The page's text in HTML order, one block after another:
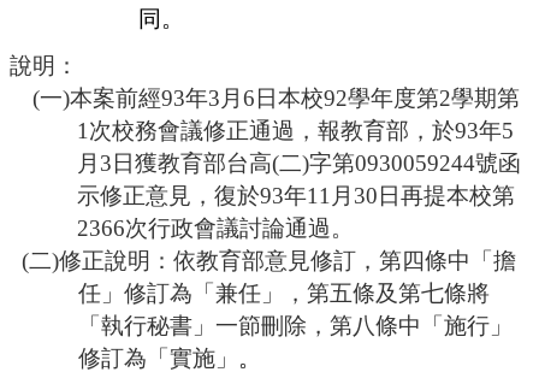
同。
說明：
(一)本案前經93年3月6日本校92學年度第2學期第
1次校務會議修正通過，報教育部，於93年5
月3日獲教育部台高(二)字第0930059244號函
示修正意見，復於93年11月30日再提本校第
2366次行政會議討論通過。
(二)修正說明：依教育部意見修訂，第四條中「擔
任」修訂為「兼任」，第五條及第七條將
「執行秘書」一節刪除，第八條中「施行」
修訂為「實施」
。